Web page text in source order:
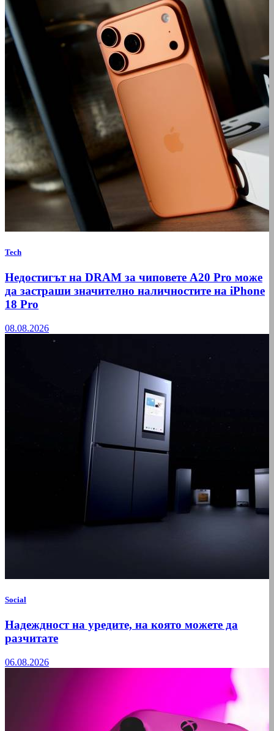
Tech
Недостигът на DRAM за чиповете A20 Pro може
да застраши значително наличностите на iPhone
18 Pro
08.08.2026
Social
Надеждност на уредите, на която можете да
разчитате
06.08.2026